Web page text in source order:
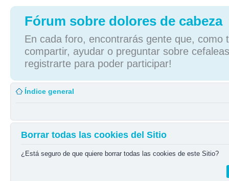
Fórum sobre dolores de cabeza
En cada foro, encontrarás gente que, como
compartir, ayudar o preguntar sobre
registrarte para poder participar!
Índice general
Borrar todas las cookies del Sitio
¿Está seguro de que quiere borrar todas las cookies de este Sitio?